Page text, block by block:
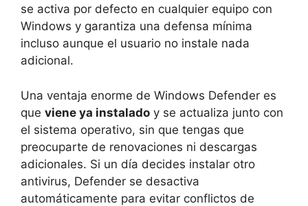
se activa por defecto en cualquier equipo con
Windows y garantiza una defensa mínima
incluso aunque el usuario no instale nada
adicional.
Una ventaja enorme de Windows Defender es
que viene ya instalado y se actualiza junto con
el sistema operativo, sin que tengas que
preocuparte de renovaciones ni descargas
adicionales. Si un día decides instalar otro
antivirus, Defender se desactiva
automáticamente para evitar conflictos de